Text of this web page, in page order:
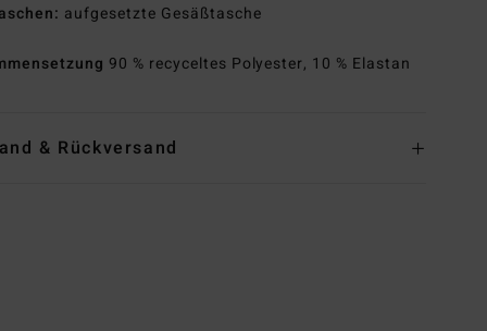
aufgesetzte Gesäßtasche
90 % recyceltes Polyester, 10 % Elastan
& Rückversand